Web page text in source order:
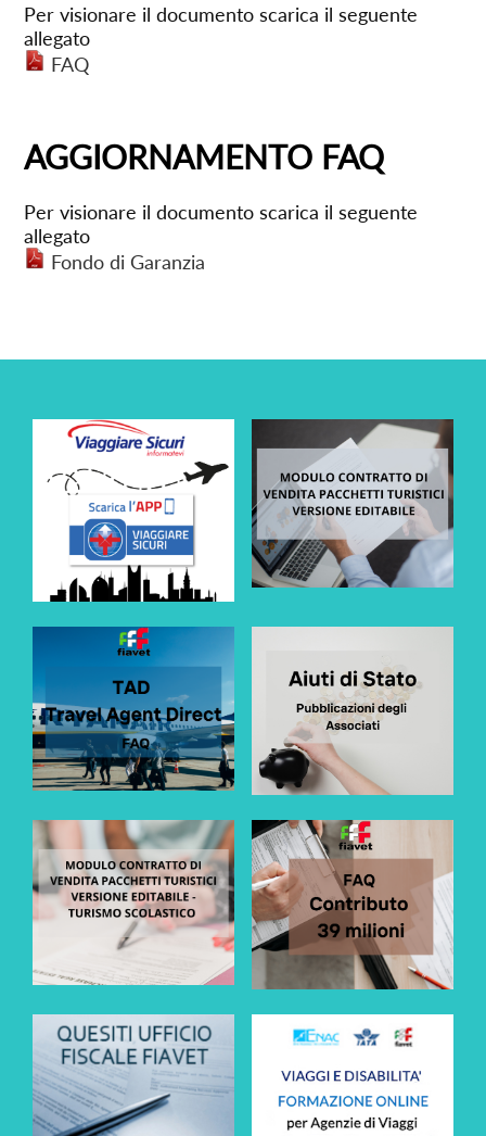
Per visionare il documento scarica il seguente
allegato
FAQ
AGGIORNAMENTO FAQ
Per visionare il documento scarica il seguente
allegato
Fondo di Garanzia